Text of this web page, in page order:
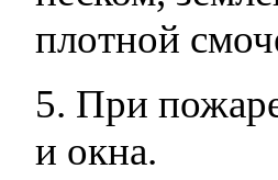
плотной
5. При
и окна.